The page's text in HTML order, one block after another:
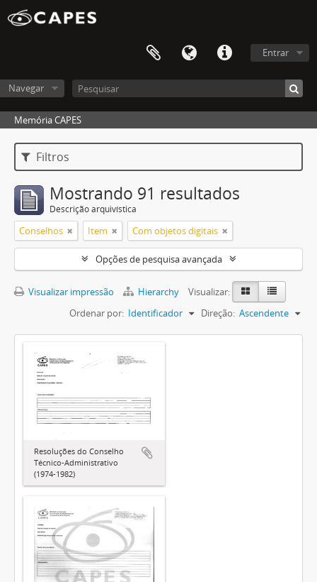
Entrar
Navegar
Memória CAPES
Filtros
Mostrando 91 resultados
Descrição arquivística
Conselhos Item Com objetos digitais
Opções de pesquisa avançada
Visualizar impressão Hierarchy
Visualizar:
Ordenar por: Identificador Direção: Ascendente
Resoluções do Conselho
Técnico-Administrativo
(1974-1982)